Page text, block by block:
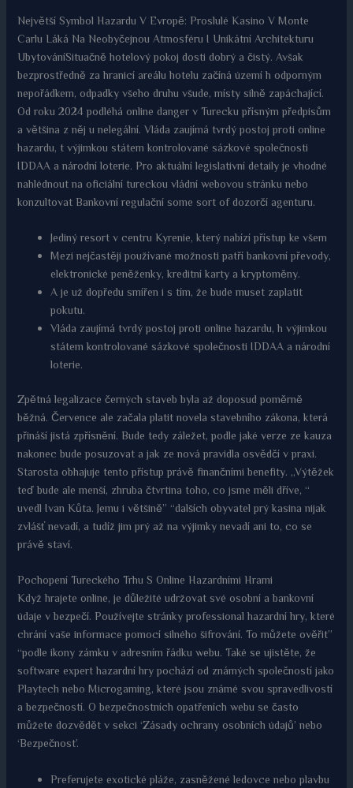
Největší Symbol Hazardu V Evropě: Proslulé Kasino V Monte
Carlu Láká Na Neobyčejnou Atmosféru I Unikátní Architekturu
UbytováníSituačně hotelový pokoj dosti dobrý a čistý. Avšak
bezprostředně za hranicí areálu hotelu začíná území h odporným
nepořádkem, odpadky všeho druhu všude, místy silně zapáchající.
Od roku 2024 podléhá online danger v Turecku přísným předpisům
a většina z něj u nelegální. Vláda zaujímá tvrdý postoj proti online
hazardu, t výjimkou státem kontrolované sázkové společnosti
IDDAA a národní loterie. Pro aktuální legislativní detaily je vhodné
nahlédnout na oficiální tureckou vládní webovou stránku nebo
konzultovat Bankovní regulační some sort of dozorčí agenturu.
Jediný resort v centru Kyrenie, který nabízí přístup ke všem
Mezi nejčastěji používané možnosti patří bankovní převody,
elektronické peněženky, kreditní karty a kryptoměny.
A je už dopředu smířen i s tím, že bude muset zaplatit
pokutu.
Vláda zaujímá tvrdý postoj proti online hazardu, h výjimkou
státem kontrolované sázkové společnosti IDDAA a národní
loterie.
Zpětná legalizace černých staveb byla až doposud poměrně
běžná. Července ale začala platit novela stavebního zákona, která
přináší jistá zpřísnění. Bude tedy záležet, podle jaké verze ze kauza
nakonec bude posuzovat a jak ze nová pravidla osvědčí v praxi.
Starosta obhajuje tento přístup právě finančními benefity. „Výtěžek
teď bude ale menší, zhruba čtvrtina toho, co jsme měli dříve, “
uvedl Ivan Kůta. Jemu i většině” “dalších obyvatel prý kasina nijak
zvlášť nevadí, a tudíž jim prý až na výjimky nevadí ani to, co se
právě staví.
Pochopení Tureckého Trhu S Online Hazardními Hrami
Když hrajete online, je důležité udržovat své osobní a bankovní
údaje v bezpečí. Používejte stránky professional hazardní hry, které
chrání vaše informace pomocí silného šifrování. To můžete ověřit”
“podle ikony zámku v adresním řádku webu. Také se ujistěte, že
software expert hazardní hry pochází od známých společností jako
Playtech nebo Microgaming, které jsou známé svou spravedlivostí
a bezpečností. O bezpečnostních opatřeních webu se často
můžete dozvědět v sekci ‘Zásady ochrany osobních údajů’ nebo
‘Bezpečnost’.
Preferujete exotické pláže, zasněžené ledovce nebo plavbu